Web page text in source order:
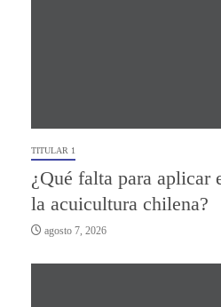
TITULAR 1
¿Qué falta para aplicar
la acuicultura chilena?
agosto 7, 2026